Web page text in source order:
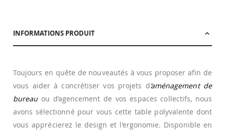
INFORMATIONS PRODUIT
Toujours en quête de nouveautés à vous proposer afin de
vous aider à concrétiser vos projets d’aménagement de
bureauou d’agencement de vos espaces collectifs, nous
avons sélectionné pour vous cette table polyvalente dont
vous apprécierez le design et l’ergonomie. Disponible en